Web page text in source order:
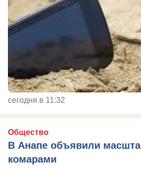
сегодня в 11:32
Общество
В Анапе объявили
комарами